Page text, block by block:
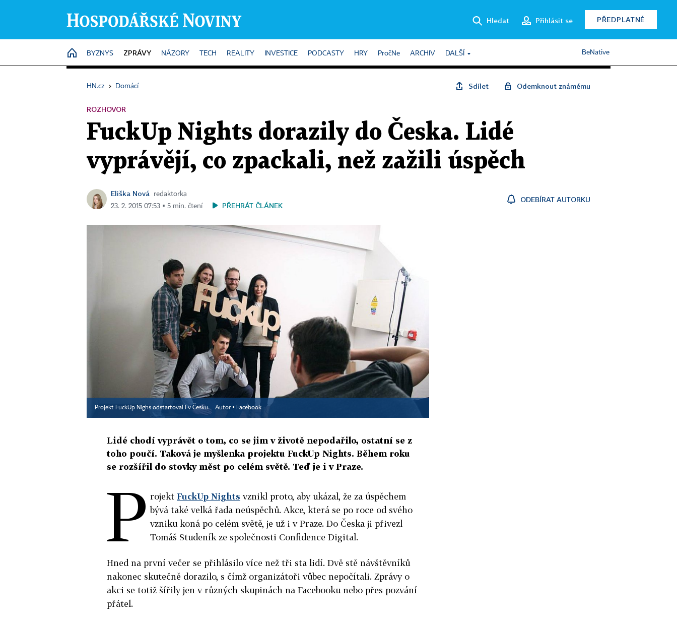
Hledat Přihlásit se PŘEDPLATNÉ
HOME
BYZNYS ZPRÁVY NÁZORY TECH REALITY INVESTICE PODCASTY HRY PročNe ARCHIV DALŠÍ BeNative
HN.cz › Domácí Sdílet Odemknout známému
ROZHOVOR
FuckUp Nights dorazily do Česka. Lidé
vyprávějí, co zpackali, než zažili úspěch
Eliška Nová
redaktorka
23. 2. 2015 07:53 ▪ 5 min. čtení
PŘEHRÁT ČLÁNEK
ODEBÍRAT AUTORKU
Projekt FuckUp Nighs odstartoval i v Česku. Autor ▪ Facebook
Lidé chodí vyprávět o tom, co se jim v životě nepodařilo, ostatní se z
toho poučí. Taková je myšlenka projektu FuckUp Nights. Během roku
se rozšířil do stovky měst po celém světě. Teď je i v Praze.
P rojekt FuckUp Nights vznikl proto, aby ukázal, že za úspěchem
bývá také velká řada neúspěchů. Akce, která se po roce od svého
vzniku koná po celém světě, je už i v Praze. Do Česka ji přivezl
Tomáš Studeník ze společnosti Confidence Digital.
Hned na první večer se přihlásilo více než tři sta lidí. Dvě stě návštěvníků
nakonec skutečně dorazilo, s čímž organizátoři vůbec nepočítali. Zprávy o
akci se totiž šířily jen v různých skupinách na Facebooku nebo přes pozvání
přátel.